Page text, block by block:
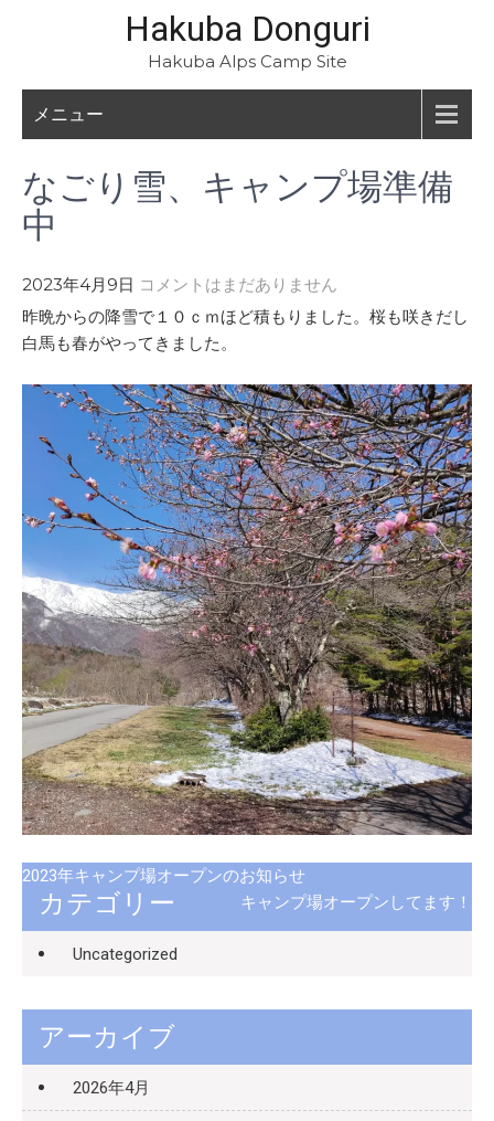
Hakuba Donguri
Hakuba Alps Camp Site
メニュー
なごり雪、キャンプ場準備
中
2023年4月9日 コメントはまだありません
昨晩からの降雪で１０ｃｍほど積もりました。桜も咲きだし
白馬も春がやってきました。
2023年キャンプ場オープンのお知らせ
キャンプ場オープンしてます！
カテゴリー
Uncategorized
アーカイブ
2026年4月